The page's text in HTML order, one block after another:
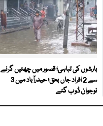
بارشوں کی تباہی؛ قصور میں چھتیں گرنے
سے 2 افراد جاں بحق؛ حیدرآباد میں 3
نوجوان ڈوب گئے